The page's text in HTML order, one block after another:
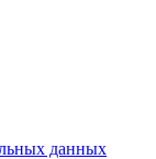
данных